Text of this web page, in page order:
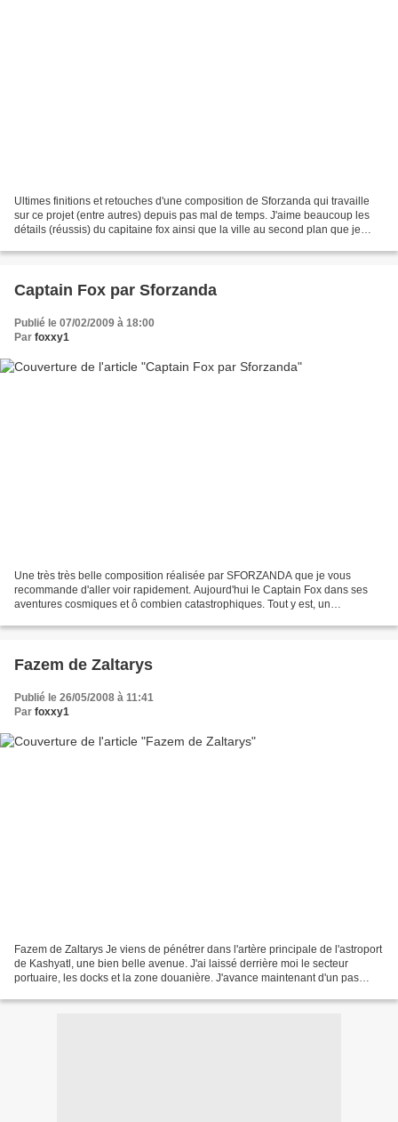
Ultimes finitions et retouches d'une composition de Sforzanda qui travaille
sur ce projet (entre autres) depuis pas mal de temps. J'aime beaucoup les
détails (réussis) du capitaine fox ainsi que la ville au second plan que je
Captain Fox par Sforzanda
Publié le 07/02/2009 à 18:00
Par foxxy1
Une très très belle composition réalisée par SFORZANDA que je vous
recommande d'aller voir rapidement. Aujourd'hui le Captain Fox dans ses
aventures cosmiques et ô combien catastrophiques. Tout y est, un
Fazem de Zaltarys
Publié le 26/05/2008 à 11:41
Par foxxy1
Fazem de Zaltarys Je viens de pénétrer dans l'artère principale de l'astroport
de Kashyatl, une bien belle avenue. J'ai laissé derrière moi le secteur
portuaire, les docks et la zone douanière. J'avance maintenant d'un pas